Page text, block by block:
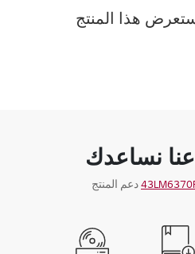
هذا المنتج
نساعدك
دعم المنتج